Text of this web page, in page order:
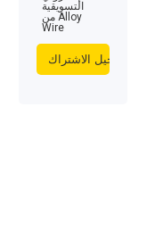
التسويقية
من Alloy
Wire